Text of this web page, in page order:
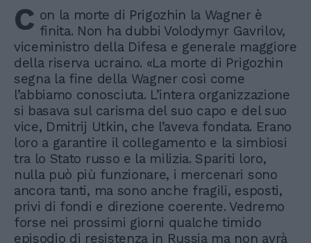
C on la morte di Prigozhin la Wagner è
finita. Non ha dubbi Volodymyr Gavrilov,
viceministro della Difesa e generale maggiore
della riserva ucraino. «La morte di Prigozhin
segna la fine della Wagner così come
l’abbiamo conosciuta. L’intera organizzazione
si basava sul carisma del suo capo e del suo
vice, Dmitrij Utkin, che l’aveva fondata. Erano
loro a garantire il collegamento e la simbiosi
tra lo Stato russo e la milizia. Spariti loro,
nulla può più funzionare, i mercenari sono
ancora tanti, ma sono anche fragili, esposti,
privi di fondi e direzione coerente. Vedremo
forse nei prossimi giorni qualche timido
episodio di resistenza in Russia ma non avrà